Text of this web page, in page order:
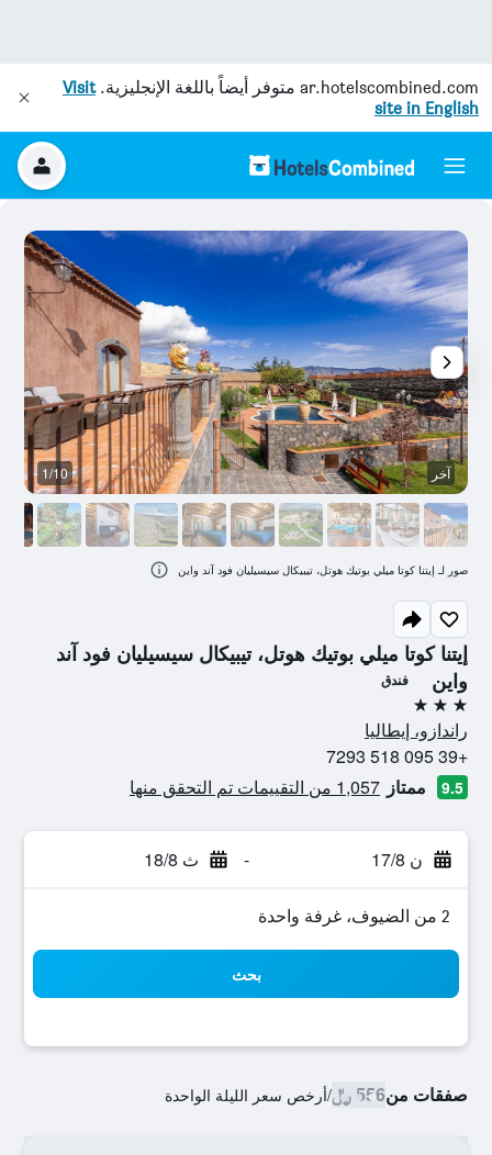
ar.hotelscombined.com متوفر أيضاً باللغة الإنجليزية.Visit
site in English
إيتنا كوتا ميلي بوتيك هوتل، تيبيكال سيسيليان فود آند
واين
فندق
3 نجوم
راندازو، إيطاليا
+39 095 518 7293
9.5 ممتاز 1,057 من التقييمات تم التحقق منها
ن 17/8 - ث 18/8
2 من الضيوف، غرفة واحدة
بحث
صفقات من556 ﷼ /أرخص سعر الليلة الواحدة
آخر 1/10
صور لـ إيتنا كوتا ميلي بوتيك هوتل، تيبيكال سيسيليان فود آند واين